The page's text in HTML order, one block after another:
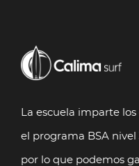
La escuela imparte
el programa BSA
por lo que podemos